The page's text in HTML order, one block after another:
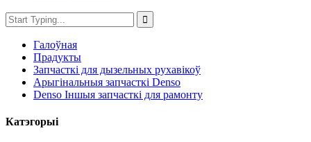
Галоўная
Прадукты
Запчасткі для дызельных рухавікоў
Арыгінальныя запчасткі Denso
Denso Іншыя запчасткі для рамонту
Катэгорыі